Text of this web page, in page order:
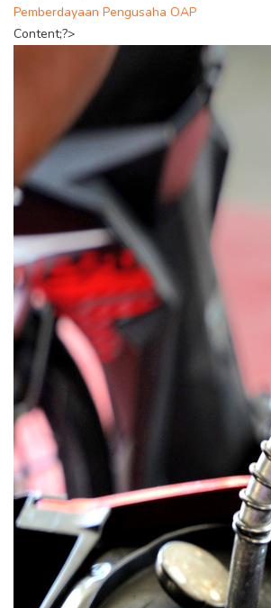
Pemberdayaan Pengusaha OAP
Content;?>